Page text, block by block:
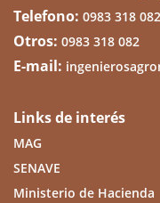
Telefono: 0983 318 082
Otros: 0983 318 082
E-mail:
Links de interés
MAG
SENAVE
Ministerio de Hacienda